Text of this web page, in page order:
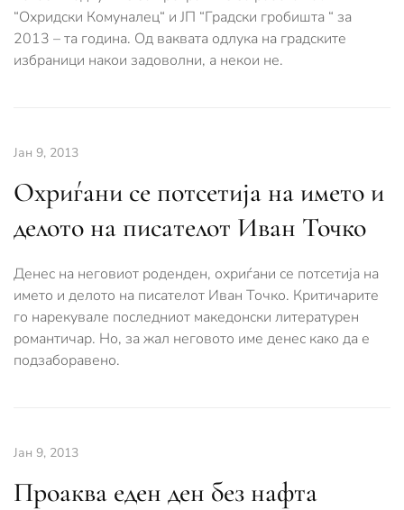
“Охридски Комуналец“ и ЈП “Градски гробишта “ за
2013 – та година. Од ваквата одлука на градските
избраници накои задоволни, а некои не.
Јан 9, 2013
Oхриѓани се потсетија на името и
делото на писателот Иван Точко
Денес на неговиот роденден, охриѓани се потсетија на
името и делото на писателот Иван Точко. Критичарите
го нарекувале последниот македонски литературен
романтичар. Но, за жал неговото име денес како да е
подзаборавено.
Јан 9, 2013
Проаква еден ден без нафта